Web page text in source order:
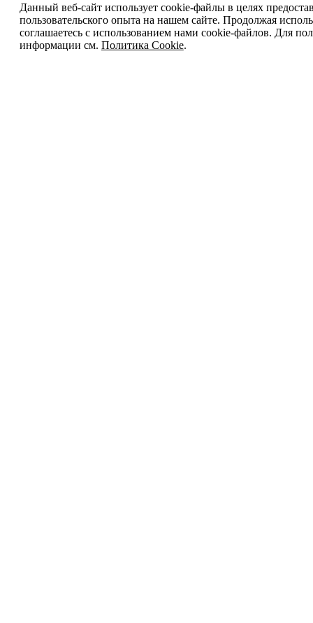
Данный веб-сайт использует cookie-файлы в целях
пользовательского опыта на нашем сайте. Продолжая
соглашаетесь с использованием нами cookie-файлов. Для
информации см. Политика Cookie.